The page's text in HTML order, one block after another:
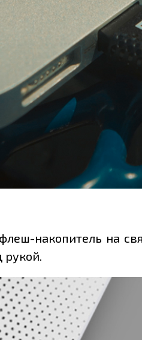
накопитель на
рукой.